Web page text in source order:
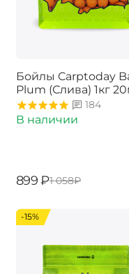
Бойлы Carptoday
Plum (Слива) 1кг
184
В наличии
‍899‍ ₽‍1 058‍₽
-15%